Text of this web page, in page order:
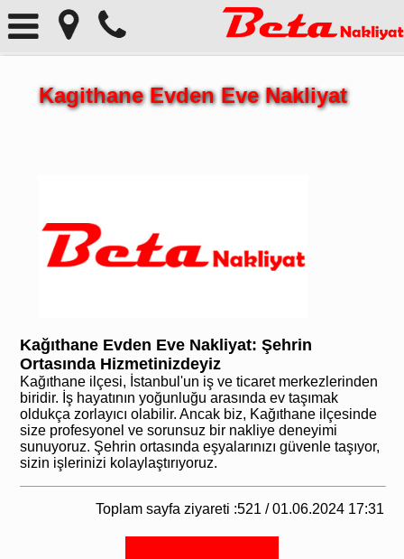
Kagithane Evden Eve Nakliyat
Kağıthane Evden Eve Nakliyat: Şehrin
Ortasında Hizmetinizdeyiz
Kağıthane ilçesi, İstanbul'un iş ve ticaret merkezlerinden
biridir. İş hayatının yoğunluğu arasında ev taşımak
oldukça zorlayıcı olabilir. Ancak biz, Kağıthane ilçesinde
size profesyonel ve sorunsuz bir nakliye deneyimi
sunuyoruz. Şehrin ortasında eşyalarınızı güvenle taşıyor,
sizin işlerinizi kolaylaştırıyoruz.
Toplam sayfa ziyareti :521 / 01.06.2024 17:31